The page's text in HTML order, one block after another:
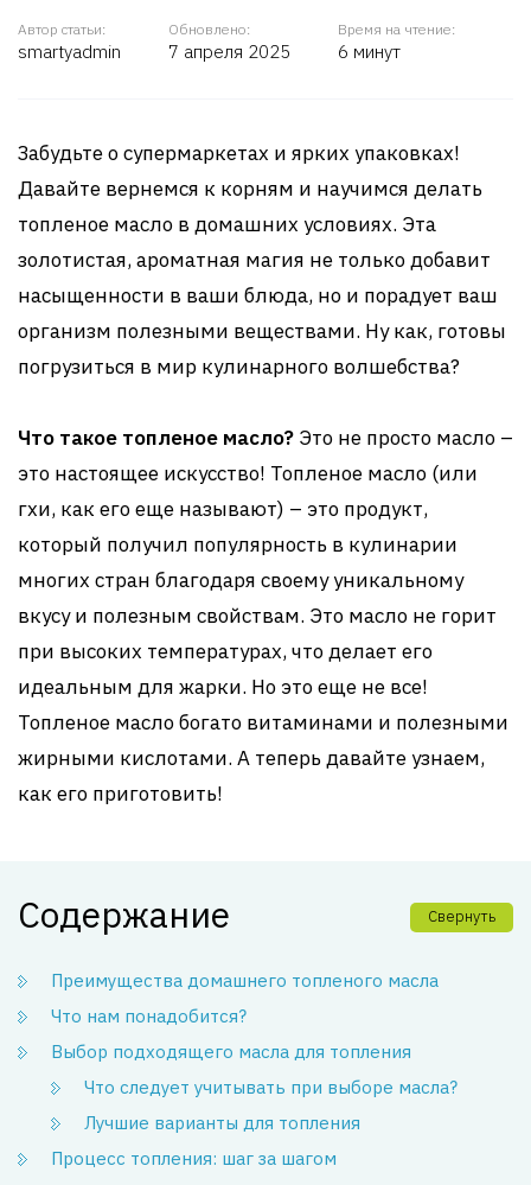
Автор статьи:
smartyadmin
Обновлено:
7 апреля 2025
Время на чтение:
6 минут
Забудьте о супермаркетах и ярких упаковках!
Давайте вернемся к корням и научимся делать
топленое масло в домашних условиях. Эта
золотистая, ароматная магия не только добавит
насыщенности в ваши блюда, но и порадует ваш
организм полезными веществами. Ну как, готовы
погрузиться в мир кулинарного волшебства?
Что такое топленое масло? Это не просто масло –
это настоящее искусство! Топленое масло (или
гхи, как его еще называют) – это продукт,
который получил популярность в кулинарии
многих стран благодаря своему уникальному
вкусу и полезным свойствам. Это масло не горит
при высоких температурах, что делает его
идеальным для жарки. Но это еще не все!
Топленое масло богато витаминами и полезными
жирными кислотами. А теперь давайте узнаем,
как его приготовить!
Содержание Свернуть
Преимущества домашнего топленого масла
Что нам понадобится?
Выбор подходящего масла для топления
Что следует учитывать при выборе масла?
Лучшие варианты для топления
Процесс топления: шаг за шагом